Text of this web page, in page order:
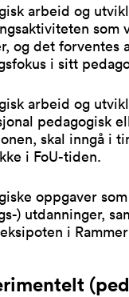
arbeid og
som
og det forventes
i sitt
arbeid og
pedagogisk
skal inngå i
i FoU-tiden.
oppgaver
) utdanninger,
i